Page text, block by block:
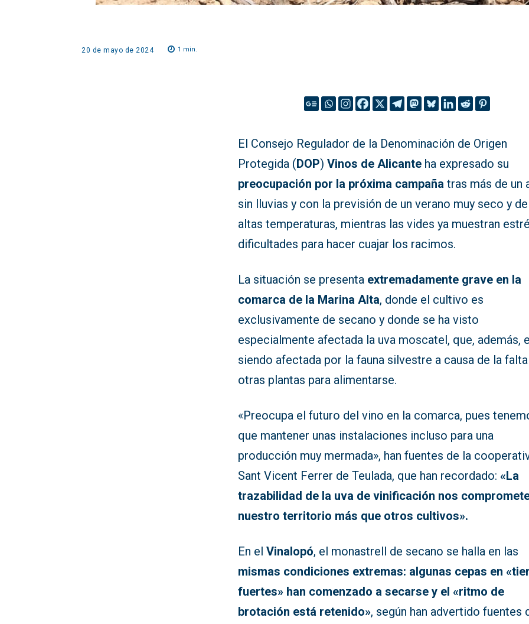
20 de mayo de 2024 1 min.
El Consejo Regulador de la Denominación de Origen
Protegida (DOP)Vinos de Alicante ha expresado su
preocupación por la próxima campañatras más de un
sin lluvias y con la previsión de un verano muy seco y de
altas temperaturas, mientras las vides ya muestran
dificultades para hacer cuajar los racimos.
La situación se presenta extremadamente grave en la
comarca de la Marina Alta, donde el cultivo es
exclusivamente de secano y donde se ha visto
especialmente afectada la uva moscatel, que, además,
siendo afectada por la fauna silvestre a causa de la
otras plantas para alimentarse.
«Preocupa el futuro del vino en la comarca, pues
que mantener unas instalaciones incluso para una
producción muy mermada», han fuentes de la
Sant Vicent Ferrer de Teulada, que han recordado:«La
trazabilidad de la uva de vinificación nos
nuestro territorio más que otros cultivos».
En elVinalopó, el monastrell de secano se halla en las
mismas condiciones extremas: algunas cepas en
fuertes» han comenzado a secarse y el «ritmo de
brotación está retenido», según han advertido fuentes